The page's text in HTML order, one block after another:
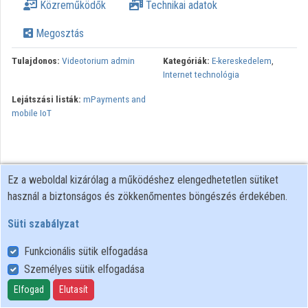
Intézmények
Közreműködők
Közreműködők Technikai adatok
Megosztás
Tulajdonos: Videotorium admin Kategóriák: E-kereskedelem,
Internet technológia
Lejátszási listák: mPayments and
mobile IoT
Felhasználói szabályzat
Adatkezelési tájékoztató
Süti szabályzat
Ez a weboldal kizárólag a működéshez elengedhetetlen sütiket
használ a biztonságos és zökkenőmentes böngészés érdekében.
Süti szabályzat
Funkcionális sütik elfogadása
Személyes sütik elfogadása
Elfogad Elutasít